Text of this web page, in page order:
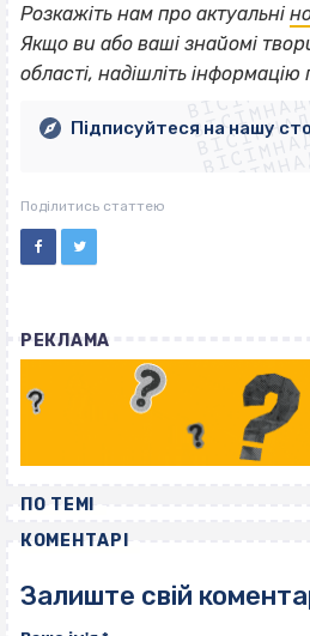
Розкажіть нам про актуальні
Якщо ви або ваші знайомі
області, надішліть інформацію
Підписуйтеся на нашу
Поділитись статтею
РЕКЛАМА
ПО ТЕМІ
КОМЕНТАРІ
Залиште свій